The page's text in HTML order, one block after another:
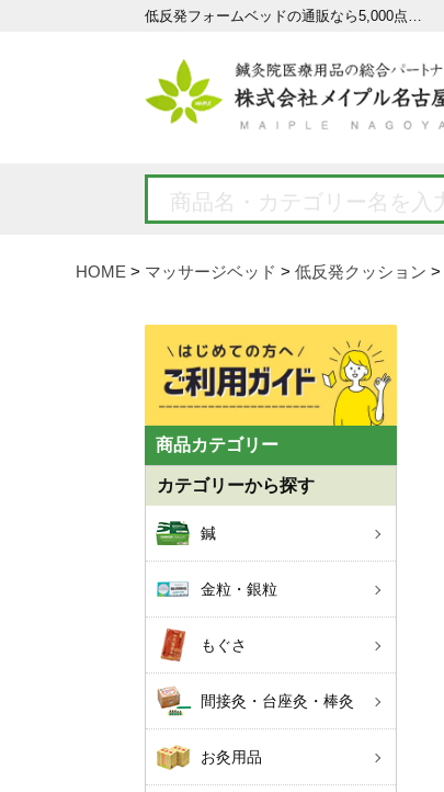
低反発フォームベッドの通販なら5,000点以上の豊富な品揃えのメイプル名古屋へ
HOME マッサージベッド 低反発クッション
商品カテゴリー
カテゴリーから探す
鍼
金粒・銀粒
もぐさ
間接灸・台座灸・棒灸
お灸用品